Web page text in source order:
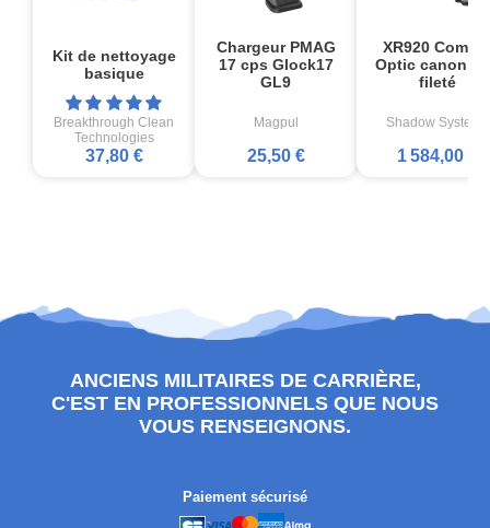
Kit de nettoyage
basique
Breakthrough Clean
Technologies
37,80 €
Chargeur PMAG
17 cps Glock17
GL9
Magpul
25,50 €
XR920
Optic canon
fileté
Shadow Systems
1 584,00 €
ANCIENS MILITAIRES DE CARRIÈRE,
C'EST EN PROFESSIONNELS QUE NOUS
VOUS RENSEIGNONS.
Paiement sécurisé